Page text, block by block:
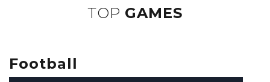
TOP GAMES
Football